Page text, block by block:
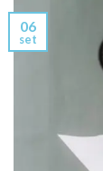
06
set